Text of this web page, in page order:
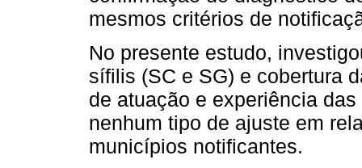
mesmos critérios de
No presente estudo,
sífilis (SC e SG) e cobertura
de atuação e experiência
nenhum tipo de ajuste em
municípios notificantes.